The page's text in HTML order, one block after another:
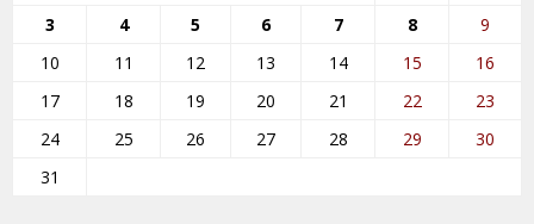
3
4 5 6 7 8
9
10
11 12 13 14 15
16
17
18 19 20 21 22
23
24
25 26 27 28 29
30
31